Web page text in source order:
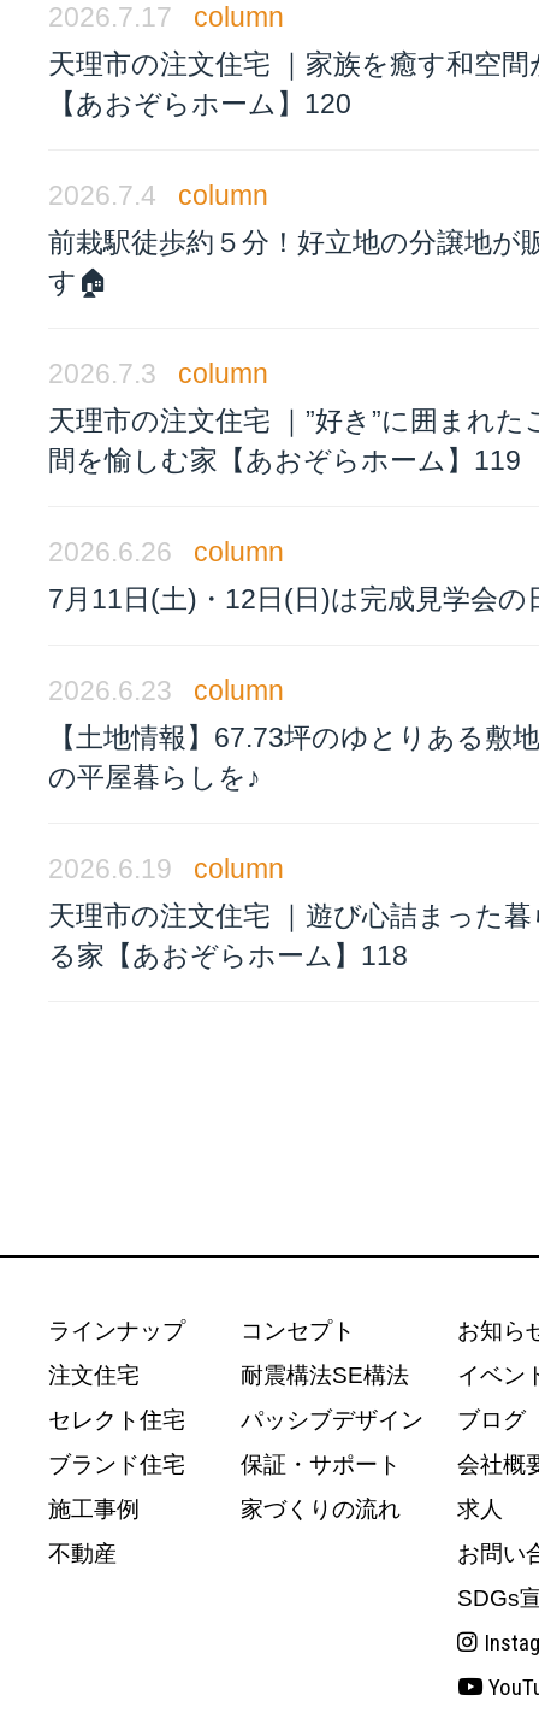
2026.7.17
column
天理市の注文住宅 ｜家族を癒す和空
【あおぞらホーム】120
2026.7.4
column
前栽駅徒歩約５分！好立地の分譲地が
す🏠
2026.7.3
column
天理市の注文住宅 ｜”好き”に囲まれた
間を愉しむ家【あおぞらホーム】119
2026.6.26
column
7月11日(土)・12日(日)は完成見学会の
2026.6.23
column
【土地情報】67.73坪のゆとりある敷
の平屋暮らしを♪
2026.6.19
column
天理市の注文住宅 ｜遊び心詰まった
る家【あおぞらホーム】118
ラインナップ
注文住宅
セレクト住宅
ブランド住宅
施工事例
不動産
コンセプト
耐震構法SE構法
パッシブデザイン
保証・サポート
家づくりの流れ
お知ら
イベン
ブログ
会社概
求人
お問い
SDGs